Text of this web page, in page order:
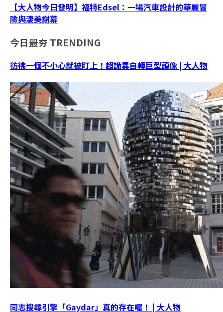
【大人物今日發明】福特Edsel：一場汽車設計的華麗冒
險與淒美謝幕
今日最夯 TRENDING
彷彿一個不小心就被盯上！超詭異自轉巨型頭像 | 大人物
同志搜尋引擎「Gaydar」真的存在喔！ | 大人物